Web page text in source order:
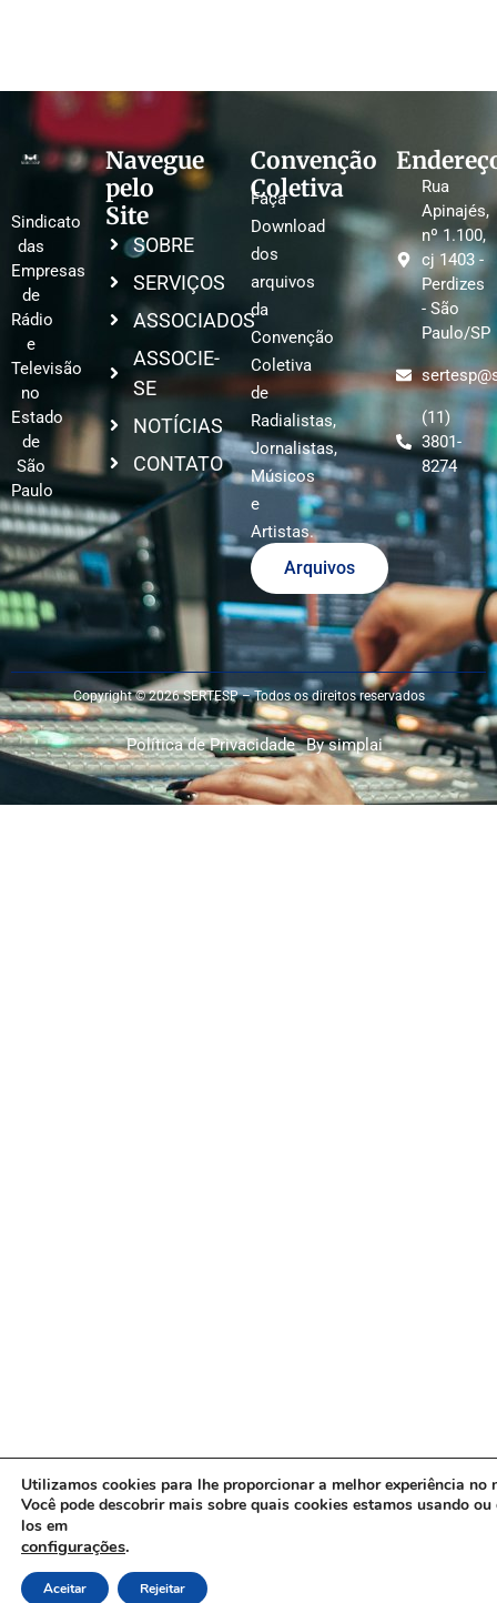
Sindicato
das
Empresas
de
Rádio
e
Televisão
no
Estado
de
São
Paulo
Navegue
pelo
Site
SOBRE
SERVIÇOS
ASSOCIADOS
ASSOCIE-
SE
NOTÍCIAS
CONTATO
Convenção
Coletiva
Faça
Download
dos
arquivos
da
Convenção
Coletiva
de
Radialistas,
Jornalistas,
Músicos
e
Artistas.
Arquivos
Rua
Apinajés,
nº 1.100,
cj 1403 -
Perdizes
- São
Paulo/SP
(11)
3801-
8274
Copyright © 2026 SERTESP – Todos os direitos reservados
Política de Privacidade By simplai
Utilizamos cookies para lhe proporcionar a melhor experiência no
Você pode descobrir mais sobre quais cookies estamos usando
los em
configurações.
Aceitar Rejeitar